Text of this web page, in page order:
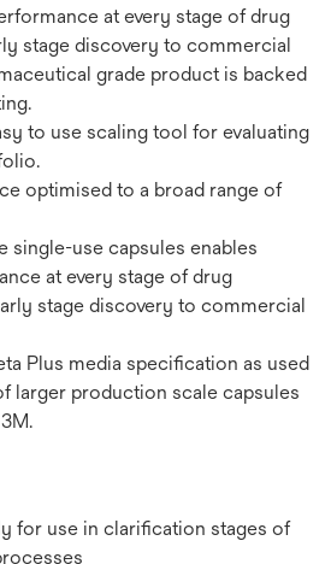
at every stage of drug
stage discovery to commercial
grade product is backed
to use scaling tool for evaluating
optimised to a broad range of
single-use capsules enables
at every stage of drug
stage discovery to commercial
Plus media specification as used
larger production scale capsules
for use in clarification stages of